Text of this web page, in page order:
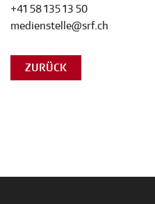
+41 58 135 13 50
medienstelle@srf.ch
ZURÜCK